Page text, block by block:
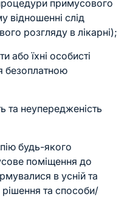
примусового
відношенні слід
розгляду в лікарні);
або їхні особисті
безоплатною
та неупередженість
будь-якого
поміщення до
в усній та
та способи/